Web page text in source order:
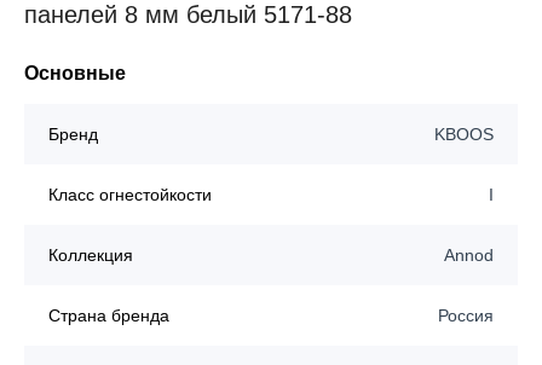
панелей 8 мм белый 5171-88
Основные
Бренд KBOOS
Класс огнестойкости I
Коллекция Annod
Страна бренда Россия